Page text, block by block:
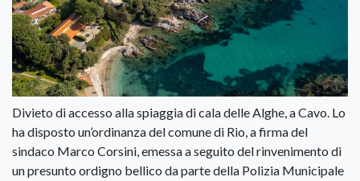
Divieto di accesso alla spiaggia di cala delle Alghe, a Cavo. Lo
ha disposto un’ordinanza del comune di Rio, a firma del
sindaco Marco Corsini, emessa a seguito del rinvenimento di
un presunto ordigno bellico da parte della Polizia Municipale